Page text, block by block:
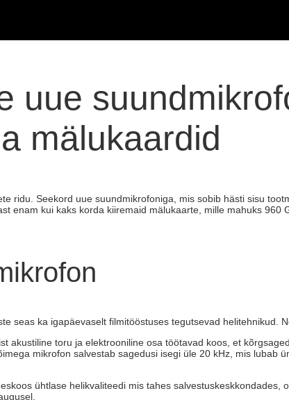
uue
mälukaardid
ridu. Seekord uue suundmikrofoniga, mis sobib hästi sisu
enam kui kaks korda kiiremaid mälukaarte, mille mahuks 960
seas ka igapäevaselt filmitööstuses tegutsevad helitehnikud.
akustiline toru ja elektrooniline osa töötavad koos, et
mikrofon salvestab sagedusi isegi üle 20 kHz, mis lubab
ühtlase helikvaliteedi mis tahes